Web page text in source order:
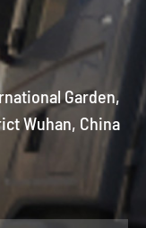
Garden,
Wuhan, China